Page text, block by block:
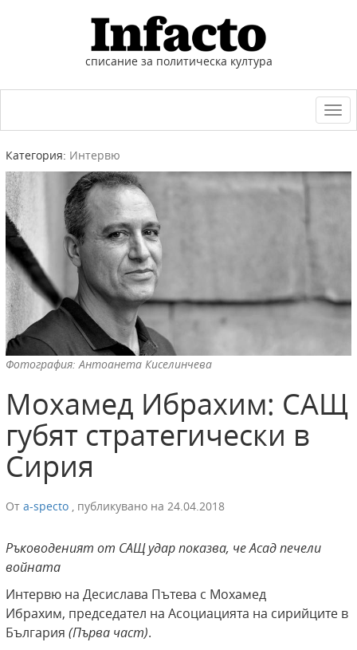
списание за политическа култура
Категория: Интервю
Фотография: Антоанета Киселинчева
Мохамед Ибрахим: САЩ
губят стратегически в
Сирия
От a-specto , публикувано на 24.04.2018
Ръководеният от САЩ удар показва, че Асад печели
войната
Интервю на Десислава Пътева с Мохамед
Ибрахим, председател на Асоциацията на сирийците в
България (Първа част).